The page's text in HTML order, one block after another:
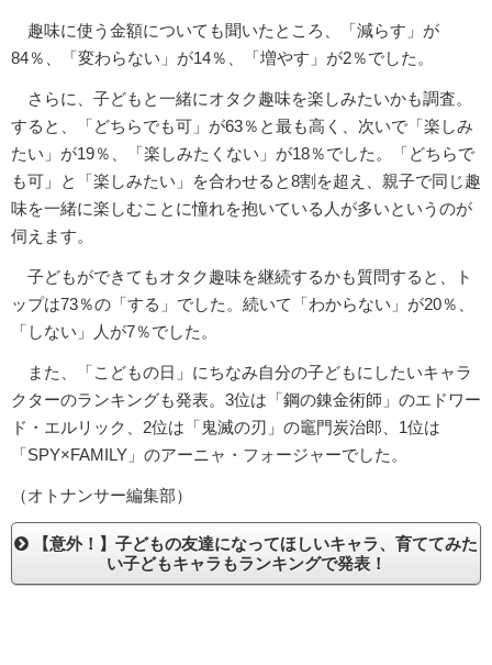
趣味に使う金額についても聞いたところ、「減らす」が
84％、「変わらない」が14％、「増やす」が2％でした。
さらに、子どもと一緒にオタク趣味を楽しみたいかも調査。
すると、「どちらでも可」が63％と最も高く、次いで「楽しみ
たい」が19％、「楽しみたくない」が18％でした。「どちらで
も可」と「楽しみたい」を合わせると8割を超え、親子で同じ趣
味を一緒に楽しむことに憧れを抱いている人が多いというのが
伺えます。
子どもができてもオタク趣味を継続するかも質問すると、ト
ップは73％の「する」でした。続いて「わからない」が20％、
「しない」人が7％でした。
また、「こどもの日」にちなみ自分の子どもにしたいキャラ
クターのランキングも発表。3位は「鋼の錬金術師」のエドワー
ド・エルリック、2位は「鬼滅の刃」の竈門炭治郎、1位は
「SPY×FAMILY」のアーニャ・フォージャーでした。
（オトナンサー編集部）
【意外！】子どもの友達になってほしいキャラ、育ててみた
い子どもキャラもランキングで発表！